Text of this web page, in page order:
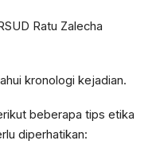
Ratu Zalecha
kronologi kejadian.
beberapa tips etika
diperhatikan: